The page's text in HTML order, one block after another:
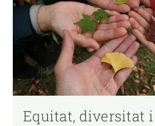
Equitat, diversitat i